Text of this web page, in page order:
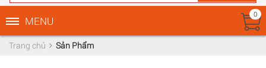
0
MENU
Trang chủ Sản Phẩm